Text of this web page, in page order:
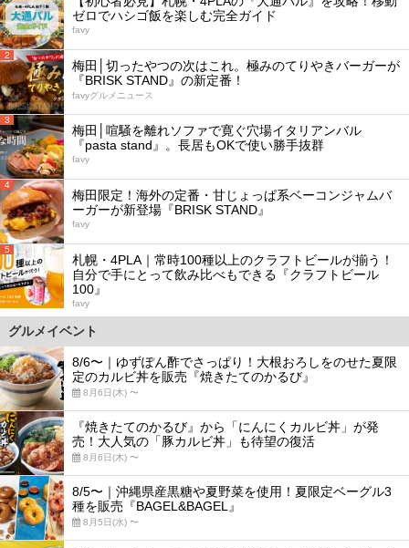
ゼロでハシゴ飯を楽しむ完全ガイド
favy
2
梅田│切ったやつの次はこれ。極みのてりやきバーガーが
『BRISK STAND』の新定番！
favyグルメニュース
3
梅田│喧騒を離れソファで寛ぐ穴場イタリアンバル
『pasta stand』。長居もOKで使い勝手抜群
favy
4
梅田限定！海外の定番・甘じょっぱ系ベーコンジャムバ
ーガーが新登場『BRISK STAND』
favy
5
札幌・4PLA｜常時100種以上のクラフトビールが揃う！
自分で手にとって飲み比べもできる『クラフトビール
100』
favy
グルメイベント
8/6〜｜ゆずぽん酢でさっぱり！大根おろしをのせた夏限
定のカルビ丼を販売『焼きたてのかるび』
8月6日(木) 〜
『焼きたてのかるび』から「にんにくカルビ丼」が発
売！大人気の「豚カルビ丼」も待望の復活
8月6日(木) 〜
8/5〜｜沖縄県産黒糖や夏野菜を使用！夏限定ベーグル3
種を販売『BAGEL&BAGEL』
8月5日(水) 〜